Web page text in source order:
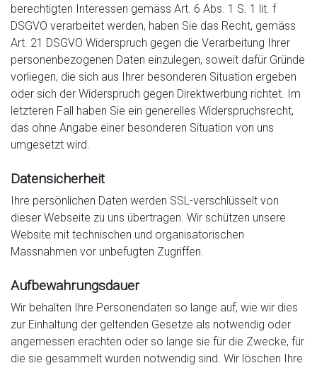
berechtigten Interessen gemäss Art. 6 Abs. 1 S. 1 lit. f
DSGVO verarbeitet werden, haben Sie das Recht, gemäss
Art. 21 DSGVO Widerspruch gegen die Verarbeitung Ihrer
personenbezogenen Daten einzulegen, soweit dafür Gründe
vorliegen, die sich aus Ihrer besonderen Situation ergeben
oder sich der Widerspruch gegen Direktwerbung richtet. Im
letzteren Fall haben Sie ein generelles Widerspruchsrecht,
das ohne Angabe einer besonderen Situation von uns
umgesetzt wird.
Datensicherheit
Ihre persönlichen Daten werden SSL-verschlüsselt von
dieser Webseite zu uns übertragen. Wir schützen unsere
Website mit technischen und organisatorischen
Massnahmen vor unbefugten Zugriffen.
Aufbewahrungsdauer
Wir behalten Ihre Personendaten so lange auf, wie wir dies
zur Einhaltung der geltenden Gesetze als notwendig oder
angemessen erachten oder so lange sie für die Zwecke, für
die sie gesammelt wurden notwendig sind. Wir löschen Ihre